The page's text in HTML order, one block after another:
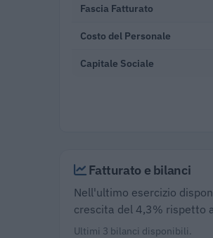
Fascia Fatturato
Costo del Personale
Capitale Sociale
Fatturato e bilanci
Nell'ultimo esercizio
crescita del 4,3% rispetto
Ultimi 3 bilanci disponibili.